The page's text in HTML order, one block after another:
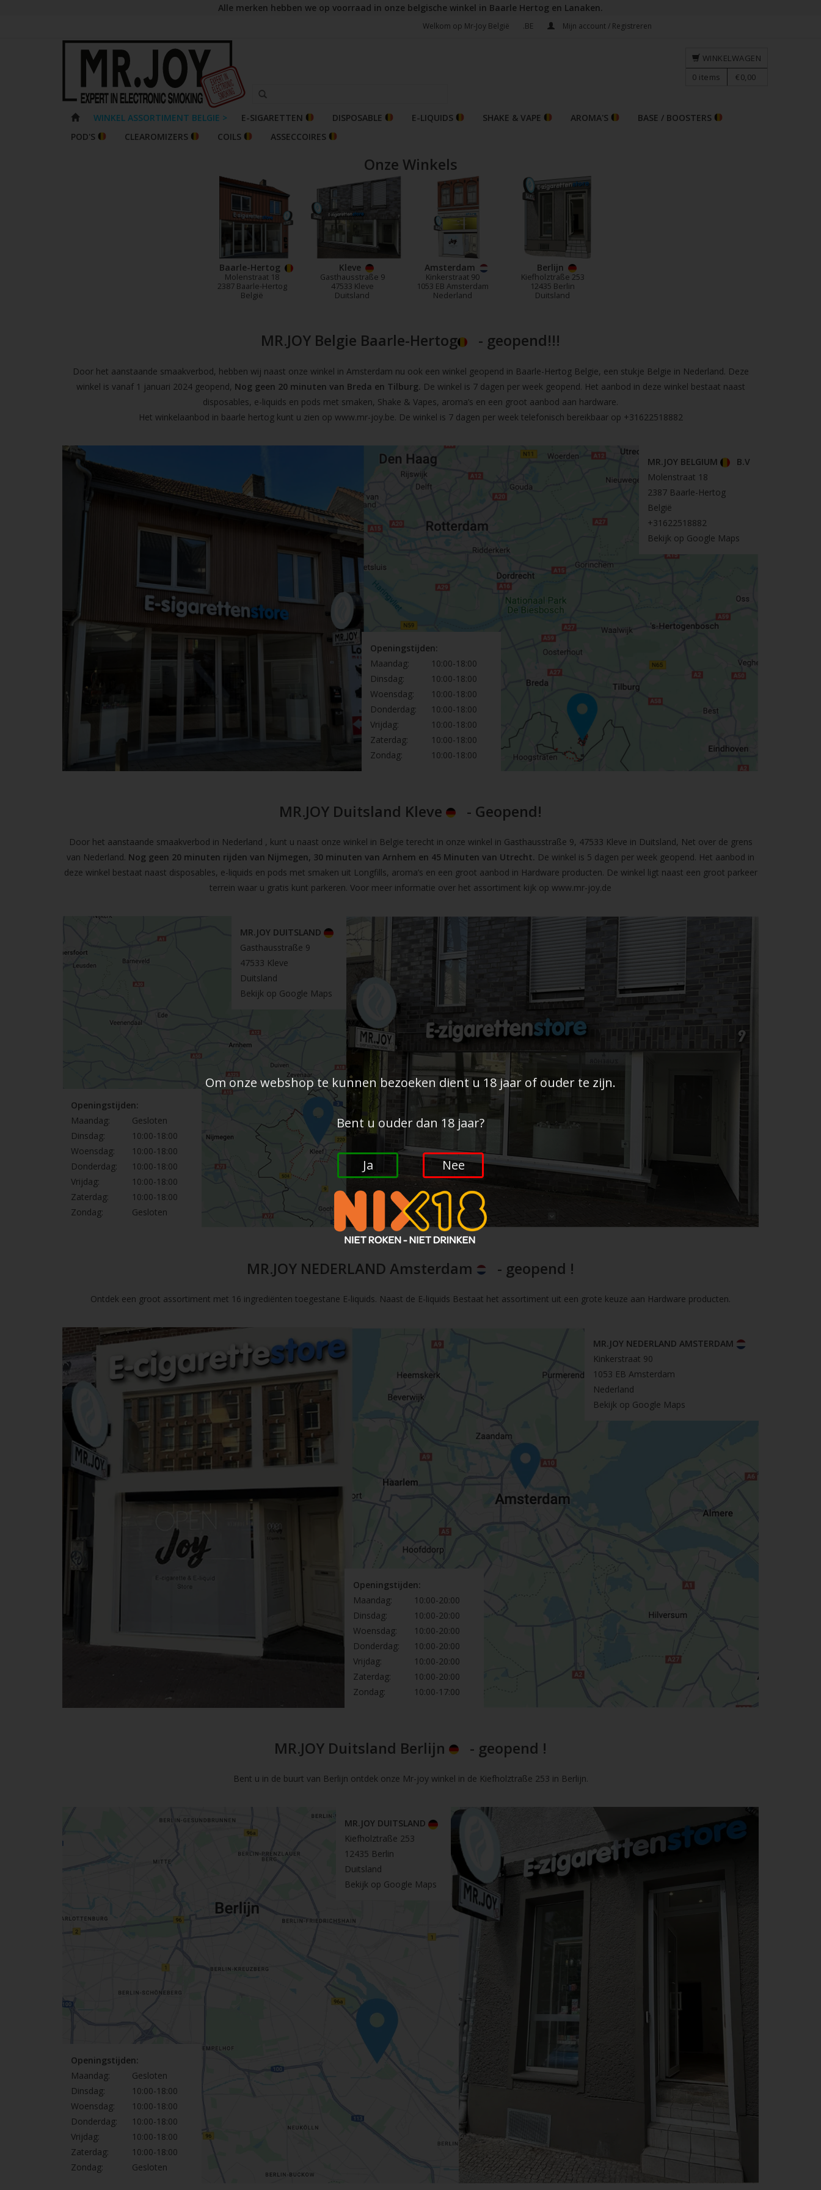
Alle merken hebben we op voorraad in onze belgische winkel in Baarle Hertog en Lanaken.
Welkom op Mr-Joy België .BE Mijn account / Registreren
WINKEL ASSORTIMENT BELGIE > E-SIGARETTEN DISPOSABLE E-LIQUIDS SHAKE & VAPE AROMA'S
BASE / BOOSTERS
POD'S
CLEAROMIZERS COILS ASSECCOIRES
WINKELWAGEN
0 items €0,00
Onze Winkels
Baarle-Hertog
Molenstraat 18
2387 Baarle-Hertog
België
Kleve
Gasthausstraße 9
47533 Kleve
Duitsland
Amsterdam
Kinkerstraat 90
1053 EB Amsterdam
Nederland
Berlijn
Kiefholztraße 253
12435 Berlin
Duitsland
MR.JOY Belgie Baarle-Hertog - geopend!!!
Door het aanstaande smaakverbod, hebben wij naast onze winkel in Amsterdam nu ook een winkel geopend in Baarle-Hertog Belgie, een stukje Belgie in Nederland. Deze
winkel is vanaf 1 januari 2024 geopend, Nog geen 20 minuten van Breda en Tilburg. De winkel is 7 dagen per week geopend. Het aanbod in deze winkel bestaat naast
disposables, e-liquids en pods met smaken, Shake & Vapes, aroma’s en een groot aanbod aan hardware.
Het winkelaanbod in baarle hertog kunt u zien op www.mr-joy.be. De winkel is 7 dagen per week telefonisch bereikbaar op +31622518882
MR.JOY BELGIUM
B.V
Molenstraat 18
2387 Baarle-Hertog
België
+31622518882
Bekijk op Google Maps
Openingstijden:
Maandag:
10:00-18:00
Dinsdag:
10:00-18:00
Woensdag:
10:00-18:00
Donderdag:
10:00-18:00
Vrijdag:
10:00-18:00
Zaterdag:
10:00-18:00
Zondag:
10:00-18:00
MR.JOY Duitsland Kleve - Geopend!
Door het aanstaande smaakverbod in Nederland , kunt u naast onze winkel in Belgie terecht in onze winkel in Gasthausstraße 9, 47533 Kleve in Duitsland, Net over de grens
van Nederland. Nog geen 20 minuten rijden van Nijmegen, 30 minuten van Arnhem en 45 Minuten van Utrecht. De winkel is 5 dagen per week geopend. Het aanbod in
deze winkel bestaat naast disposables, e-liquids en pods met smaken uit Longfills, aroma’s en een groot aanbod in Hardware producten. De winkel ligt naast een groot parkeer
terrein waar u gratis kunt parkeren. Voor meer informatie over het assortiment kijk op www.mr-joy.de
MR.JOY DUITSLAND
Gasthausstraße 9
47533 Kleve
Duitsland
Bekijk op Google Maps
Openingstijden:
Maandag:
Gesloten
Dinsdag:
10:00-18:00
Woensdag:
10:00-18:00
Donderdag:
10:00-18:00
Vrijdag:
10:00-18:00
Zaterdag:
10:00-18:00
Zondag:
Gesloten
MR.JOY NEDERLAND Amsterdam - geopend !
Ontdek een groot assortiment met 16 ingrediënten toegestane E-liquids. Naast de E-liquids Bestaat het assortiment uit een grote keuze aan Hardware producten.
MR.JOY NEDERLAND AMSTERDAM
Kinkerstraat 90
1053 EB Amsterdam
Nederland
Bekijk op Google Maps
Openingstijden:
Maandag:
10:00-20:00
Dinsdag:
10:00-20:00
Woensdag:
10:00-20:00
Donderdag:
10:00-20:00
Vrijdag:
10:00-20:00
Zaterdag:
10:00-20:00
Zondag:
10:00-17:00
MR.JOY Duitsland Berlijn - geopend !
Bent u in de buurt van Berlijn ontdek onze Mr-joy winkel in de Kiefholztraße 253 in Berlijn.
MR.JOY DUITSLAND
Kiefholztraße 253
12435 Berlin
Duitsland
Bekijk op Google Maps
Openingstijden:
Maandag:
Gesloten
Dinsdag:
10:00-18:00
Woensdag:
10:00-18:00
Donderdag:
10:00-18:00
Vrijdag:
10:00-18:00
Zaterdag:
10:00-18:00
Zondag:
Gesloten
Om onze webshop te kunnen bezoeken dient u 18 jaar of ouder te zijn.
Bent u ouder dan 18 jaar?
Ja Nee